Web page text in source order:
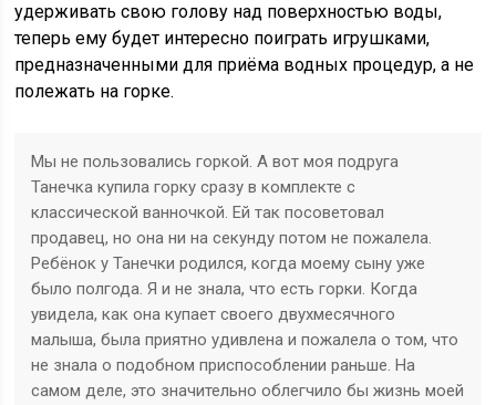
удерживать свою голову над поверхностью воды,
теперь ему будет интересно поиграть игрушками,
предназначенными для приёма водных процедур, а не
полежать на горке.
Мы не пользовались горкой. А вот моя подруга
Танечка купила горку сразу в комплекте с
классической ванночкой. Ей так посоветовал
продавец, но она ни на секунду потом не пожалела.
Ребёнок у Танечки родился, когда моему сыну уже
было полгода. Я и не знала, что есть горки. Когда
увидела, как она купает своего двухмесячного
малыша, была приятно удивлена и пожалела о том, что
не знала о подобном приспособлении раньше. На
самом деле, это значительно облегчило бы жизнь моей